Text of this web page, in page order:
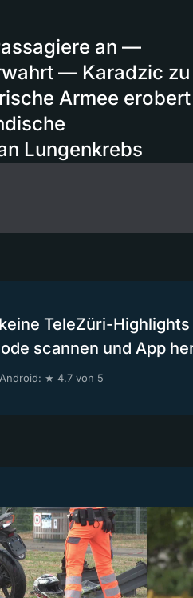
an —
— Karadzic zu
Armee erobert
Lungenkrebs
TeleZüri-
scannen und App
Android: ★ 4.7 von 5